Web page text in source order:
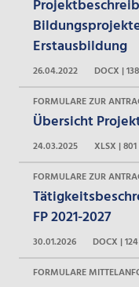
Erstausbildung
26.04.2022
DOCX |
FORMULARE ZUR
Übersicht
24.03.2025
XLSX |
FORMULARE ZUR
FP 2021-2027
30.01.2026
DOCX |
FORMULARE